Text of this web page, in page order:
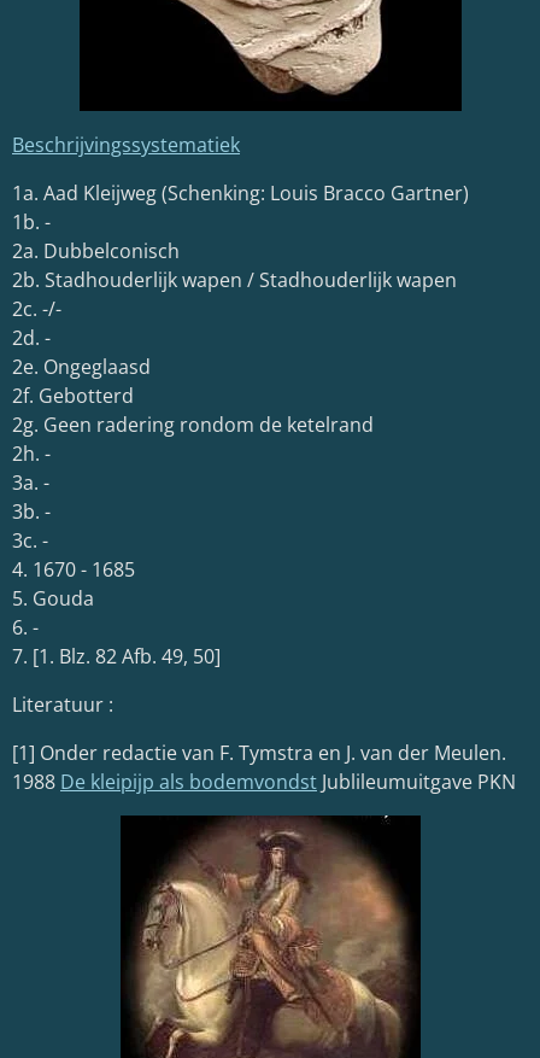
Beschrijvingssystematiek
1a. Aad Kleijweg (Schenking: Louis Bracco Gartner)
1b. -
2a. Dubbelconisch
2b. Stadhouderlijk wapen / Stadhouderlijk wapen
2c. -/-
2d. -
2e. Ongeglaasd
2f. Gebotterd
2g. Geen radering rondom de ketelrand
2h. -
3a. -
3b. -
3c. -
4. 1670 - 1685
5. Gouda
6. -
7. [1. Blz. 82 Afb. 49, 50]
Literatuur :
[1] Onder redactie van F. Tymstra en J. van der Meulen.
1988 De kleipijp als bodemvondst Jublileumuitgave PKN